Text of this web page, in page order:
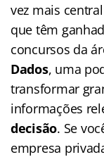
vez mais
que têm
concursos da
Dados, uma
transformar
informações
decisão. Se
empresa